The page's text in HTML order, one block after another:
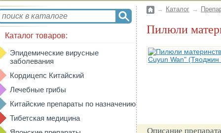
Каталог товаров:
Эпидемические вирусные
заболевания
Кордицепс Китайский
Лечебные грибы
Китайские препараты по назначению
Тибетская медицина
→ Каталог →
Пилюли
Описание